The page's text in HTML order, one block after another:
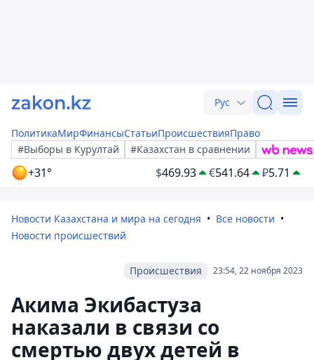
Рус
ПолитикаМирФинансыСтатьиПроисшествияПраво
#Выборы в Курултай
#Казахстан в сравнении
+31° $469.93 €541.64 ₽5.71
Новости Казахстана и мира на сегодня
Все новости
Новости происшествий
23:54, 22 ноября 2023
Происшествия
Акима Экибастуза
наказали в связи со
смертью двух детей в